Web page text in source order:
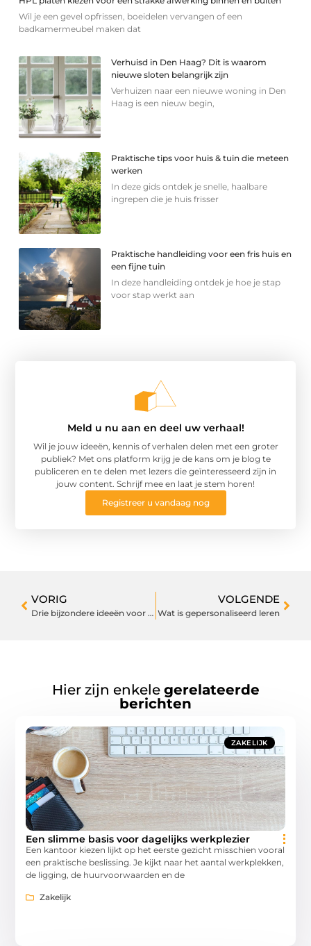
Wil je een gevel opfrissen, boeidelen vervangen of een
badkamermeubel maken dat
Verhuisd in Den Haag? Dit is waarom
nieuwe sloten belangrijk zijn
Verhuizen naar een nieuwe woning in Den
Haag is een nieuw begin,
Praktische tips voor huis & tuin die meteen
werken
In deze gids ontdek je snelle, haalbare
ingrepen die je huis frisser
Praktische handleiding voor een fris huis en
een fijne tuin
In deze handleiding ontdek je hoe je stap
voor stap werkt aan
Meld u nu aan en deel uw verhaal!
Wil je jouw ideeën, kennis of verhalen delen met een groter
publiek? Met ons platform krijg je de kans om je blog te
publiceren en te delen met lezers die geïnteresseerd zijn in
jouw content. Schrijf mee en laat je stem horen!
Registreer u vandaag nog
VORIG
Drie bijzondere ideeën voor tegels in en rondom uw woning
VOLGENDE
Wat is gepersonaliseerd leren
Hier zijn enkele gerelateerde
berichten
ZAKELIJK
Een slimme basis voor dagelijks werkplezier
Een kantoor kiezen lijkt op het eerste gezicht misschien vooral
een praktische beslissing. Je kijkt naar het aantal werkplekken,
de ligging, de huurvoorwaarden en de
Zakelijk